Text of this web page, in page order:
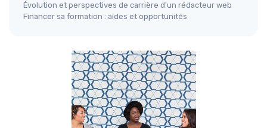
Évolution et perspectives de carrière d'un rédacteur web
Financer sa formation : aides et opportunités